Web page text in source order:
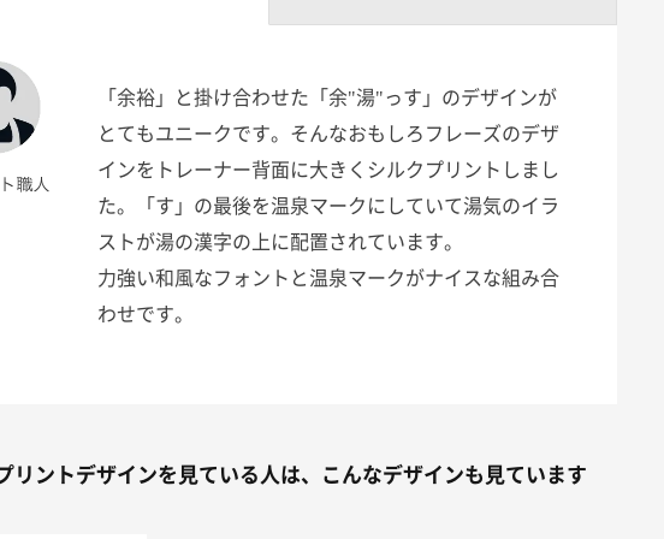
「余裕」と掛け合わせた「余"湯"っす」のデザインが
とてもユニークです。そんなおもしろフレーズのデザ
インをトレーナー背面に大きくシルクプリントしまし
た。「す」の最後を温泉マークにしていて湯気のイラ
ストが湯の漢字の上に配置されています。
力強い和風なフォントと温泉マークがナイスな組み合
わせです。
リントデザインを見ている人は、こんなデザインも見ています